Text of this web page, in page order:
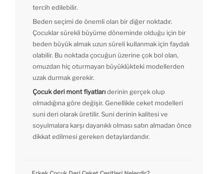
tercih edilebilir.
Beden seçimi de önemli olan bir diğer noktadır.
Çocuklar sürekli büyüme döneminde olduğu için bir
beden büyük almak uzun süreli kullanmak için faydalı
olabilir. Bu noktada çocuğun üzerine çok bol olan,
omuzdan hiç oturmayan büyüklükteki modellerden
uzak durmak gerekir.
Çocuk deri mont fiyatlarıderinin gerçek olup
olmadığına göre değişir. Genellikle ceket modelleri
suni deri olarak üretilir. Suni derinin kalitesi ve
soyulmalara karşı dayanıklı olması satın almadan önce
dikkat edilmesi gereken detaylardandır.